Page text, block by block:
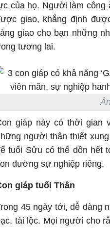
của họ. Người làm
giao, khẳng định
giao cho bạn những
tương lai.
giáp này có thời gian
người thân thiết
tuổi Sửu có thể dồn hết
đường sự nghiệp riêng.
giáp tuổi Thân
45 ngày tới, dễ dàng
tài lộc. Mọi người cho